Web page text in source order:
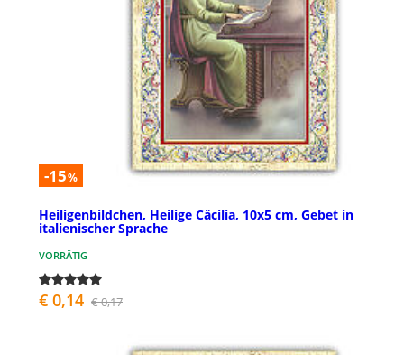
-15%
Heiligenbildchen, Heilige Cäcilia, 10x5 cm, Gebet in
italienischer Sprache
VORRÄTIG
€ 0,14 € 0,17